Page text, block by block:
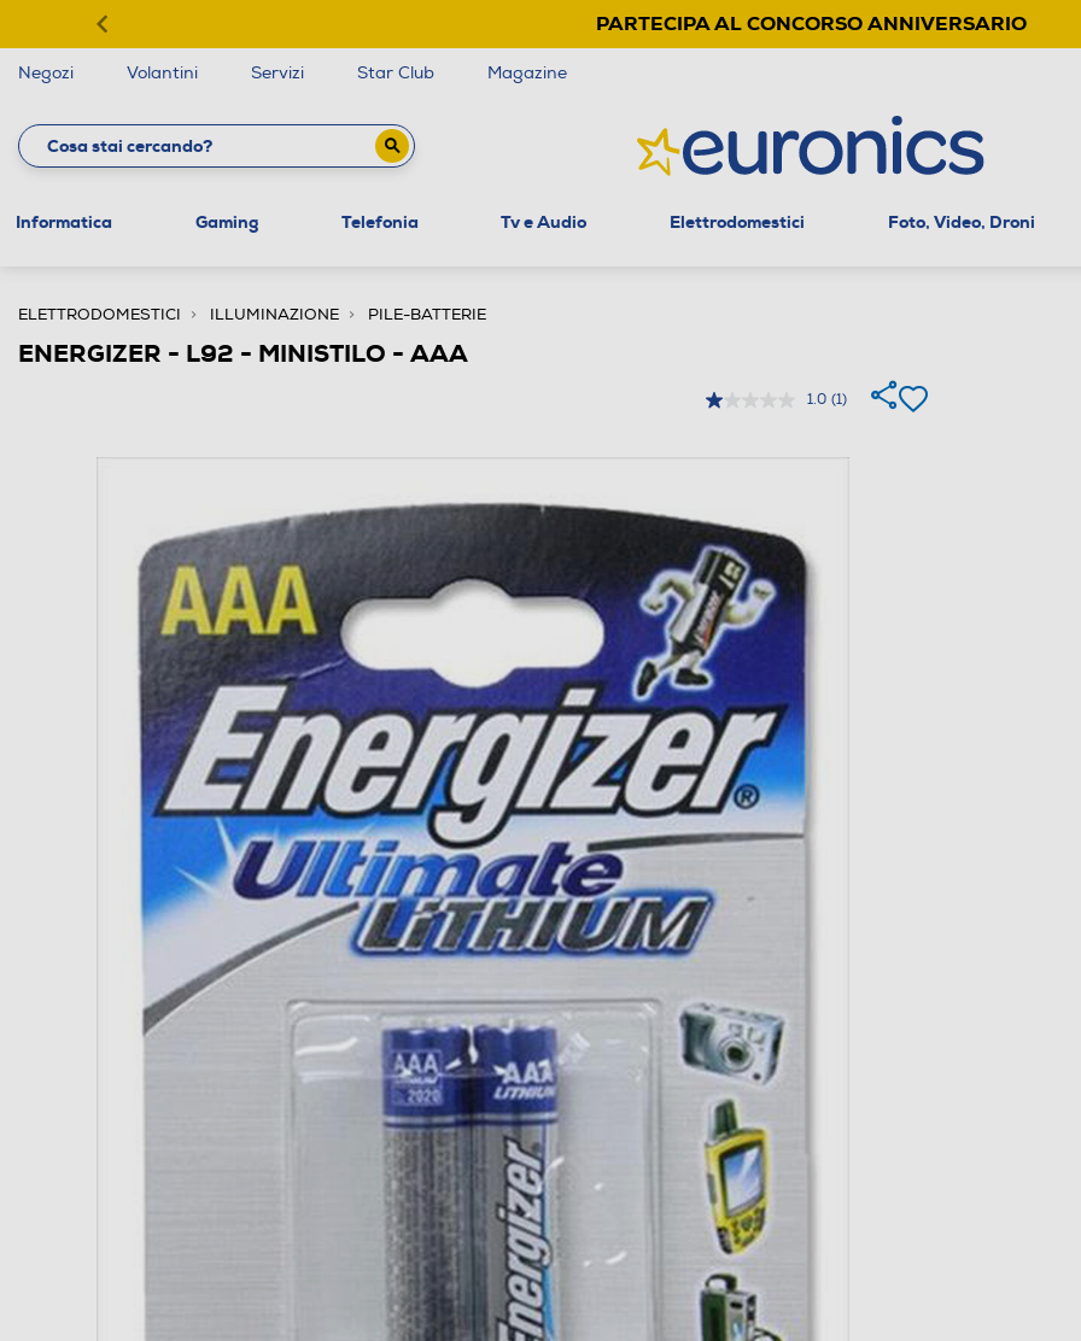
PARTECIPA AL CONCORSO ANNIVERSARIO
Negozi Volantini Servizi Star Club Magazine
Informatica Gaming Telefonia Tv e Audio Elettrodomestici Foto, Video, Droni
ELETTRODOMESTICI ILLUMINAZIONE PILE-BATTERIE
ENERGIZER - L92 - MINISTILO - AAA
1.0 (1)